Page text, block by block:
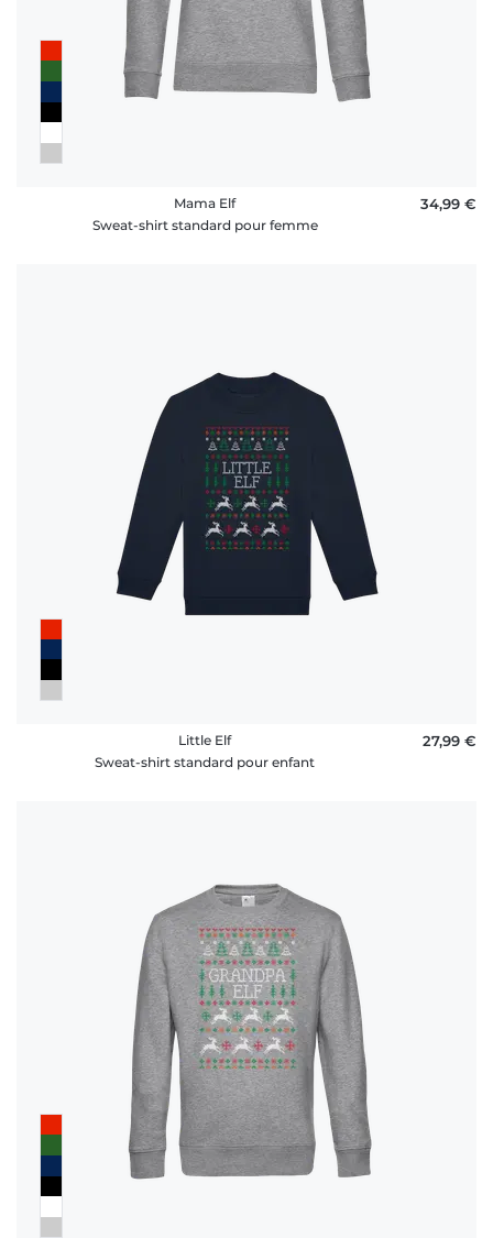
Mama Elf
Sweat-shirt standard pour femme
34,99 €
Little Elf
Sweat-shirt standard pour enfant
27,99 €